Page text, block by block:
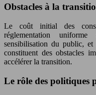
Obstacles à la
Le coût initial des
réglementation
sensibilisation du public, et
constituent des obstacles
accélérer la transition.
Le rôle des politiques